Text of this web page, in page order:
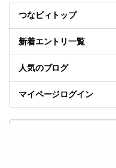
つなビィトップ
新着エントリ一覧
人気のブログ
マイページログイン